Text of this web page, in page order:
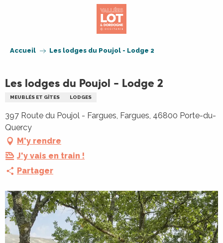
Accueil Les lodges du Poujol - Lodge 2
Les lodges du Poujol - Lodge 2
MEUBLÉS ET GÎTES LODGES
397 Route du Poujol - Fargues, Fargues, 46800 Porte-du-
Quercy
M'y rendre
J'y vais en train !
Partager